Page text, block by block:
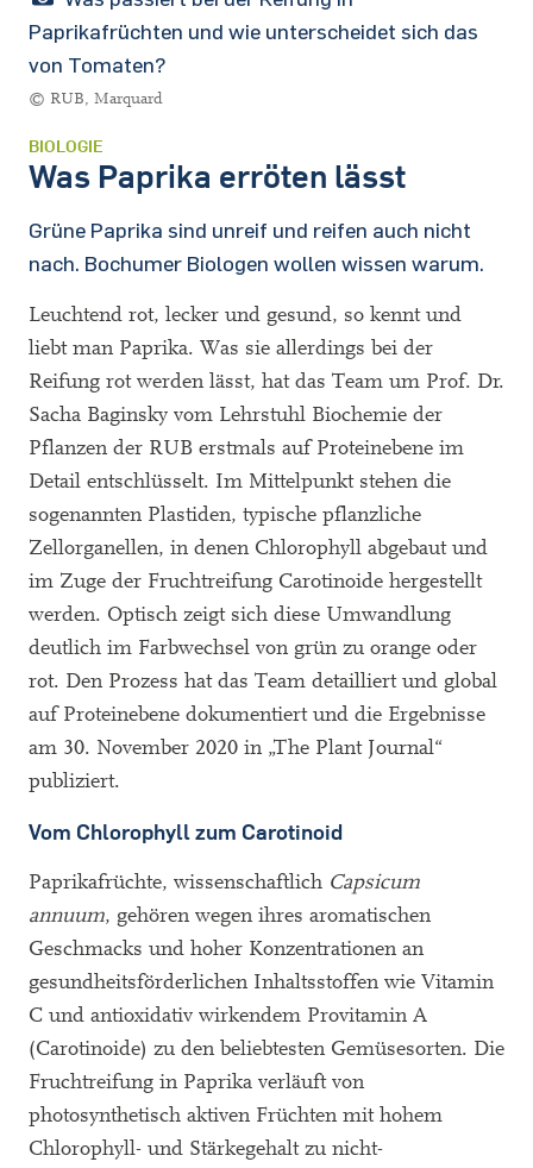
Paprikafrüchten und wie unterscheidet sich das
von Tomaten?
© RUB, Marquard
BIOLOGIE
Was Paprika erröten lässt
Grüne Paprika sind unreif und reifen auch nicht
nach. Bochumer Biologen wollen wissen warum.
Leuchtend rot, lecker und gesund, so kennt und
liebt man Paprika. Was sie allerdings bei der
Reifung rot werden lässt, hat das Team um Prof. Dr.
Sacha Baginsky vom Lehrstuhl Biochemie der
Pflanzen der RUB erstmals auf Proteinebene im
Detail entschlüsselt. Im Mittelpunkt stehen die
sogenannten Plastiden, typische pflanzliche
Zellorganellen, in denen Chlorophyll abgebaut und
im Zuge der Fruchtreifung Carotinoide hergestellt
werden. Optisch zeigt sich diese Umwandlung
deutlich im Farbwechsel von grün zu orange oder
rot. Den Prozess hat das Team detailliert und global
auf Proteinebene dokumentiert und die Ergebnisse
am 30. November 2020 in „The Plant Journal“
publiziert.
Vom Chlorophyll zum Carotinoid
Paprikafrüchte, wissenschaftlich Capsicum
annuum, gehören wegen ihres aromatischen
Geschmacks und hoher Konzentrationen an
gesundheitsförderlichen Inhaltsstoffen wie Vitamin
C und antioxidativ wirkendem Provitamin A
(Carotinoide) zu den beliebtesten Gemüsesorten. Die
Fruchtreifung in Paprika verläuft von
photosynthetisch aktiven Früchten mit hohem
Chlorophyll- und Stärkegehalt zu nicht-